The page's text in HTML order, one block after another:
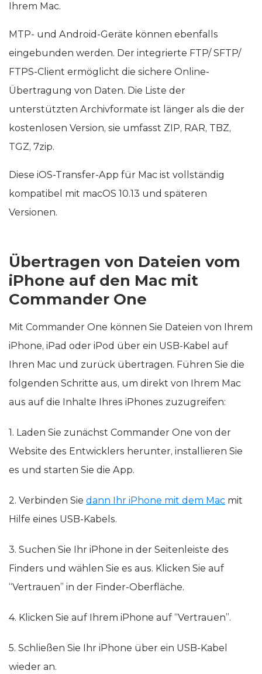
Ihrem Mac.
MTP- und Android-Geräte können ebenfalls
eingebunden werden. Der integrierte FTP/ SFTP/
FTPS-Client ermöglicht die sichere Online-
Übertragung von Daten. Die Liste der
unterstützten Archivformate ist länger als die der
kostenlosen Version, sie umfasst ZIP, RAR, TBZ,
TGZ, 7zip.
Diese iOS-Transfer-App für Mac ist vollständig
kompatibel mit macOS 10.13 und späteren
Versionen.
Übertragen von Dateien vom
iPhone auf den Mac mit
Commander One
Mit Commander One können Sie Dateien von Ihrem
iPhone, iPad oder iPod über ein USB-Kabel auf
Ihren Mac und zurück übertragen. Führen Sie die
folgenden Schritte aus, um direkt von Ihrem Mac
aus auf die Inhalte Ihres iPhones zuzugreifen:
1. Laden Sie zunächst Commander One von der
Website des Entwicklers herunter, installieren Sie
es und starten Sie die App.
2. Verbinden Sie dann Ihr iPhone mit dem Mac mit
Hilfe eines USB-Kabels.
3. Suchen Sie Ihr iPhone in der Seitenleiste des
Finders und wählen Sie es aus. Klicken Sie auf
“Vertrauen” in der Finder-Oberfläche.
4. Klicken Sie auf Ihrem iPhone auf “Vertrauen”.
5. Schließen Sie Ihr iPhone über ein USB-Kabel
wieder an.